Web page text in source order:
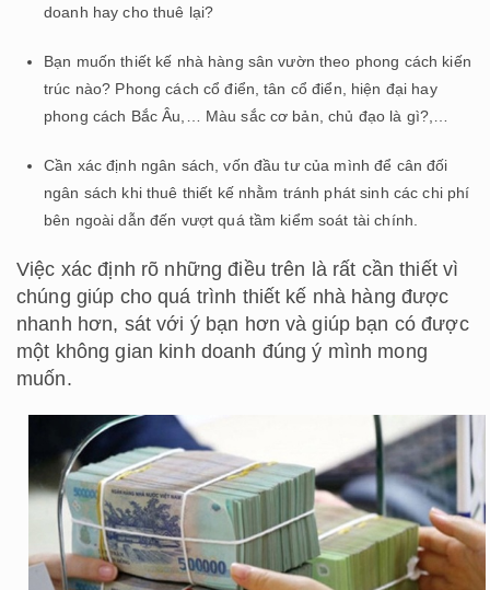
doanh hay cho thuê lại?
Bạn muốn thiết kế nhà hàng sân vườn theo phong cách kiến
trúc nào? Phong cách cổ điển, tân cổ điển, hiện đại hay
phong cách Bắc Âu,… Màu sắc cơ bản, chủ đạo là gì?,…
Cần xác định ngân sách, vốn đầu tư của mình để cân đối
ngân sách khi thuê thiết kế nhằm tránh phát sinh các chi phí
bên ngoài dẫn đến vượt quá tầm kiểm soát tài chính.
Việc xác định rõ những điều trên là rất cần thiết vì
chúng giúp cho quá trình thiết kế nhà hàng được
nhanh hơn, sát với ý bạn hơn và giúp bạn có được
một không gian kinh doanh đúng ý mình mong
muốn.